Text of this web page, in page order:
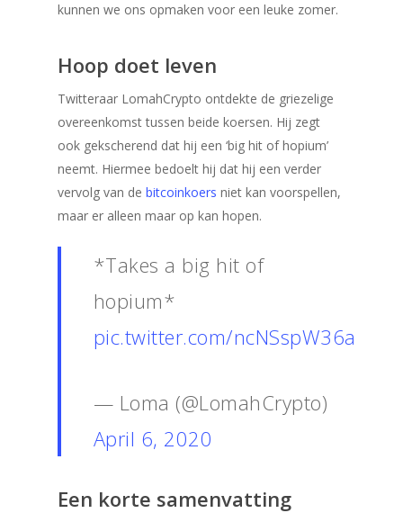
kunnen we ons opmaken voor een leuke zomer.
Hoop doet leven
Twitteraar LomahCrypto ontdekte de griezelige
overeenkomst tussen beide koersen. Hij zegt
ook gekscherend dat hij een ‘big hit of hopium’
neemt. Hiermee bedoelt hij dat hij een verder
vervolg van de bitcoinkoers niet kan voorspellen,
maar er alleen maar op kan hopen.
*Takes a big hit of
hopium*
pic.twitter.com/ncNSspW36a
— Loma (@LomahCrypto)
April 6, 2020
Een korte samenvatting